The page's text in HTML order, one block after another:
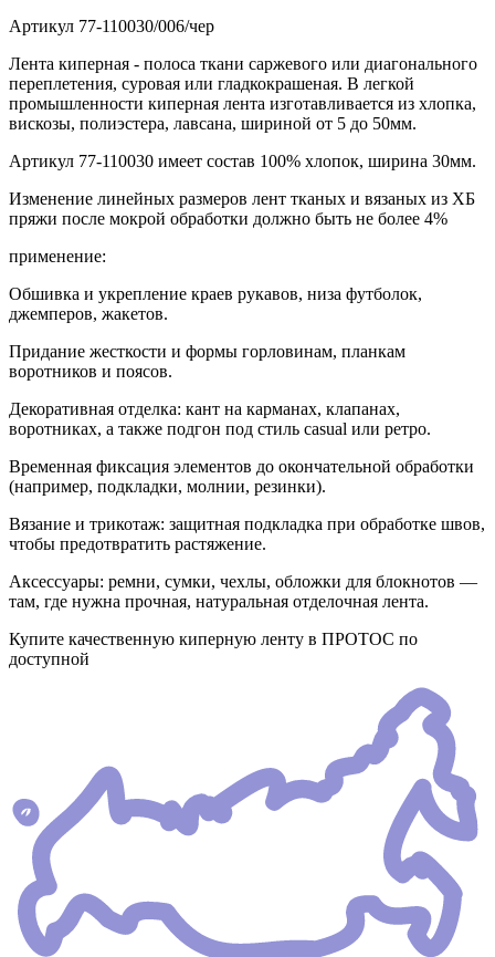
Артикул 77-110030/006/чер
Лента киперная - полоса ткани саржевого или диагонального
переплетения, суровая или гладкокрашеная. В легкой
промышленности киперная лента изготавливается из хлопка,
вискозы, полиэстера, лавсана, шириной от 5 до 50мм.
Артикул 77-110030 имеет состав 100% хлопок, ширина 30мм.
Изменение линейных размеров лент тканых и вязаных из ХБ
пряжи после мокрой обработки должно быть не более 4%
применение:
Обшивка и укрепление краев рукавов, низа футболок,
джемперов, жакетов.
Придание жесткости и формы горловинам, планкам
воротников и поясов.
Декоративная отделка: кант на карманах, клапанах,
воротниках, а также подгон под стиль casual или ретро.
Временная фиксация элементов до окончательной обработки
(например, подкладки, молнии, резинки).
Вязание и трикотаж: защитная подкладка при обработке швов,
чтобы предотвратить растяжение.
Аксессуары: ремни, сумки, чехлы, обложки для блокнотов —
там, где нужна прочная, натуральная отделочная лента.
Купите качественную киперную ленту в ПРОТОС по
доступной